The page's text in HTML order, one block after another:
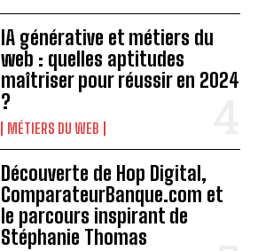
IA générative et métiers du
web : quelles aptitudes
maîtriser pour réussir en 2024
?
MÉTIERS DU WEB
Découverte de Hop Digital,
ComparateurBanque.com et
le parcours inspirant de
Stéphanie Thomas